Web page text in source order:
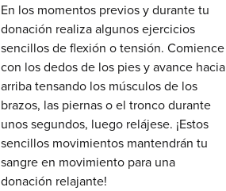
En los momentos previos y durante tu
donación realiza algunos ejercicios
sencillos de flexión o tensión. Comience
con los dedos de los pies y avance hacia
arriba tensando los músculos de los
brazos, las piernas o el tronco durante
unos segundos, luego relájese. ¡Estos
sencillos movimientos mantendrán tu
sangre en movimiento para una
donación relajante!